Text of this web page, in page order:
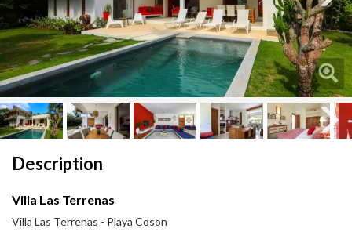
Next
Description
Villa Las Terrenas
Villa Las Terrenas - Playa Coson